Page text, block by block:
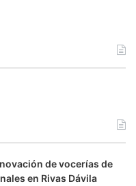
de vocerías de
en Rivas Dávila